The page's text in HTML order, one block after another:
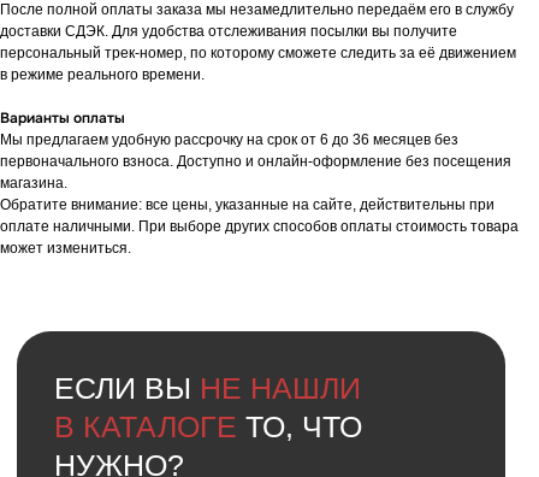
После полной оплаты заказа мы незамедлительно передаём его в службу
доставки СДЭК. Для удобства отслеживания посылки вы получите
персональный трек-номер, по которому сможете следить за её движением
в режиме реального времени.
Варианты оплаты
Мы предлагаем удобную рассрочку на срок от 6 до 36 месяцев без
первоначального взноса. Доступно и онлайн-оформление без посещения
магазина.
Обратите внимание: все цены, указанные на сайте, действительны при
оплате наличными. При выборе других способов оплаты стоимость товара
может измениться.
Оставить заявку
Ответы на
Faq